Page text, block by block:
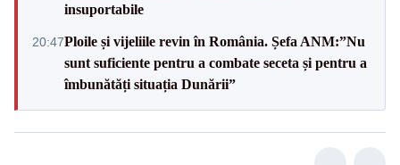
insuportabile
20:47Ploile și vijeliile revin în România. Șefa ANM:”Nu
sunt suficiente pentru a combate seceta și pentru a
îmbunătăți situația Dunării”